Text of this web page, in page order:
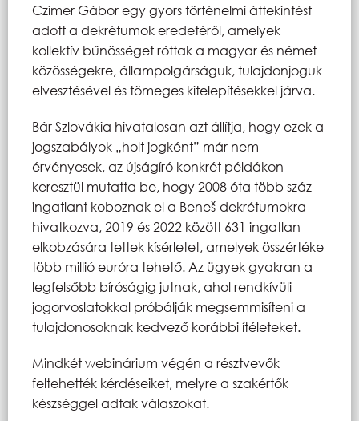
Czímer Gábor egy gyors történelmi áttekintést
adott a dekrétumok eredetéről, amelyek
kollektív bűnösséget róttak a magyar és német
közösségekre, állampolgárságuk, tulajdonjoguk
elvesztésével és tömeges kitelepítésekkel járva.
Bár Szlovákia hivatalosan azt állítja, hogy ezek a
jogszabályok „holt jogként” már nem
érvényesek, az újságíró konkrét példákon
keresztül mutatta be, hogy 2008 óta több száz
ingatlant koboznak el a Beneš-dekrétumokra
hivatkozva, 2019 és 2022 között 631 ingatlan
elkobzására tettek kísérletet, amelyek összértéke
több millió euróra tehető. Az ügyek gyakran a
legfelsőbb bíróságig jutnak, ahol rendkívüli
jogorvoslatokkal próbálják megsemmisíteni a
tulajdonosoknak kedvező korábbi ítéleteket.
Mindkét webinárium végén a résztvevők
feltehették kérdéseiket, melyre a szakértők
készséggel adtak válaszokat.